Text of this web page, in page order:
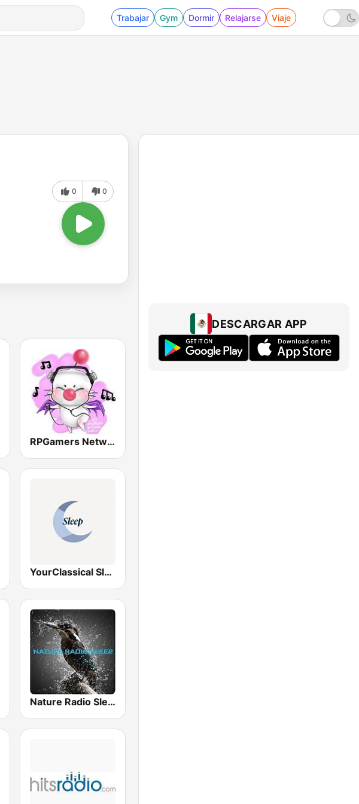
Trabajar Gym Dormir Relajarse Viaje
0 0
RPGamers Network Game Music Radio
YourClassical Sleep
Nature Radio Sleep
DESCARGAR APP